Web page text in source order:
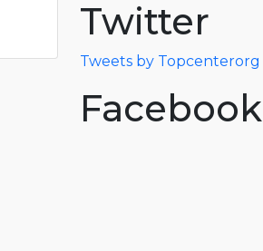
Twitter
Tweets by Topcenterorg
Facebook